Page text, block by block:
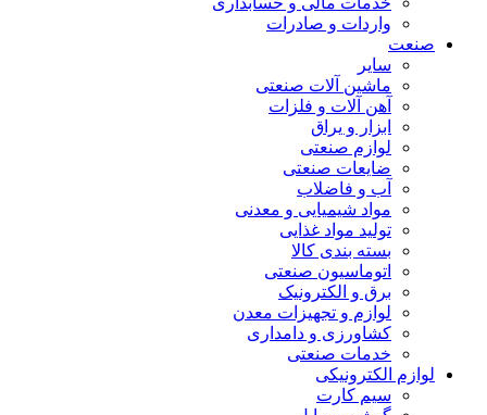
واردات و صادرات
صنعت
سایر
ماشین آلات صنعتی
آهن آلات و فلزات
ابزار و یراق
لوازم صنعتی
ضایعات صنعتی
آب و فاضلاب
مواد شیمیایی و معدنی
تولید مواد غذایی
بسته بندی کالا
اتوماسیون صنعتی
برق و الکترونیک
لوازم و تجهیزات معدن
کشاورزی و دامداری
خدمات صنعتی
لوازم الکترونیکی
سیم کارت